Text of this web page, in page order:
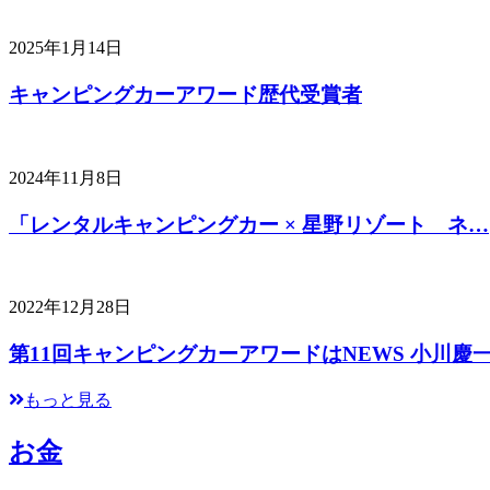
2025年1月14日
キャンピングカーアワード歴代受賞者
2024年11月8日
「レンタルキャンピングカー × 星野リゾート ネ…
2022年12月28日
第11回キャンピングカーアワードはNEWS 小川慶
もっと見る
お金